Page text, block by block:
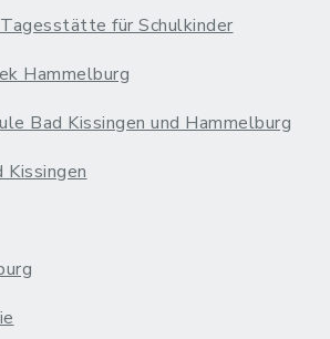
für Schulkinder
Hammelburg
Bad Kissingen und Hammelburg
Kissingen